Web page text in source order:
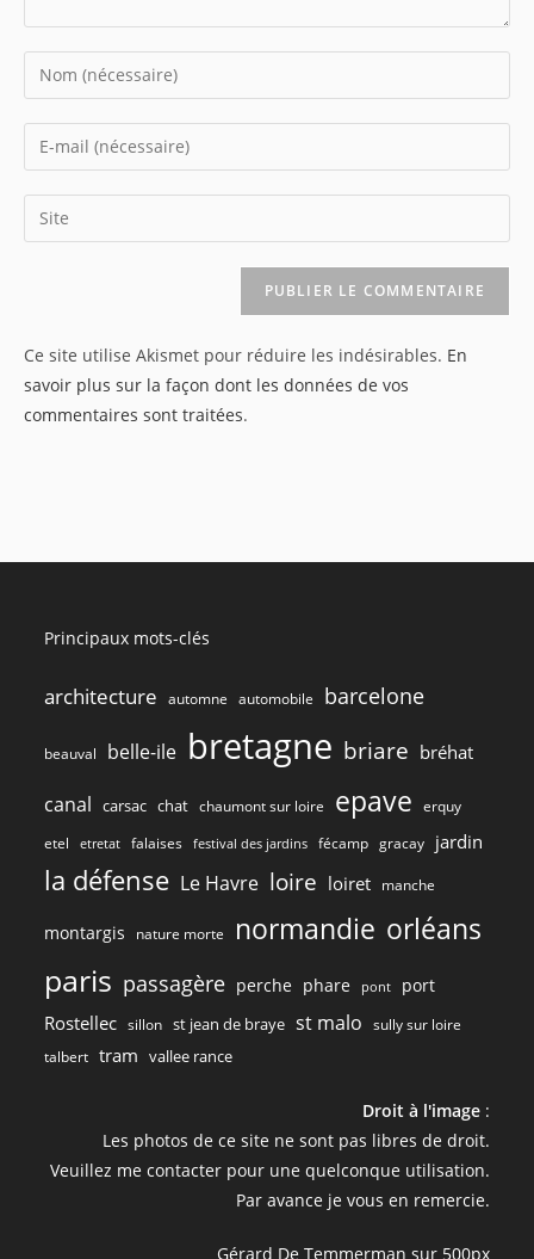
Enter
your
name
comment
Enter
your
email
address
Saisir
l’URL
(facultatif)
Ce site utilise Akismet pour réduire les indésirables. En
savoir plus sur la façon dont les données de vos
commentaires sont traitées.
Principaux mots-clés
architecture automne automobile barcelone
beauval belle-ile bretagne briare bréhat
canal carsac chat chaumont sur loire epave erquy
etel etretat falaises festival des jardins fécamp gracay jardin
la défense Le Havre loire loiret manche
montargis nature morte normandie orléans
paris passagère perche phare pont port
Rostellec sillon st jean de braye st malo sully sur loire
talbert tram vallee rance
Droit à l'image:
Les photos de ce site ne sont pas libres de droit.
Veuillez me contacter pour une quelconque utilisation.
Par avance je vous en remercie.
Gérard De Temmerman sur 500px